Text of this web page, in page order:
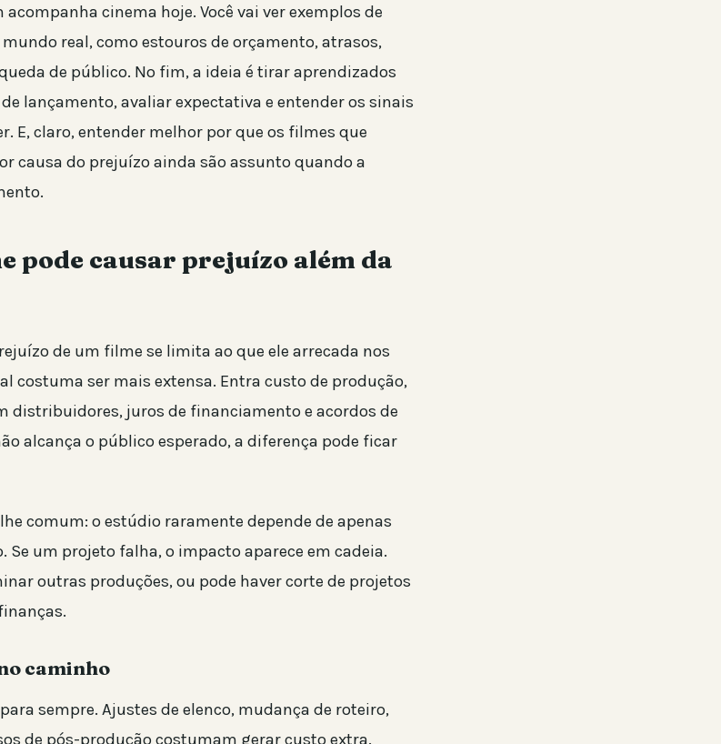
cinema hoje. Você vai ver exemplos de
real, como estouros de orçamento, atrasos,
de público. No fim, a ideia é tirar aprendizados
lançamento, avaliar expectativa e entender os sinais
E, claro, entender melhor por que os filmes que
causa do prejuízo ainda são assunto quando a
pode causar prejuízo além da
de um filme se limita ao que ele arrecada nos
costuma ser mais extensa. Entra custo de produção,
distribuidores, juros de financiamento e acordos de
alcança o público esperado, a diferença pode ficar
comum: o estúdio raramente depende de apenas
Se um projeto falha, o impacto aparece em cadeia.
outras produções, ou pode haver corte de projetos
caminho
sempre. Ajustes de elenco, mudança de roteiro,
de pós-produção costumam gerar custo extra.